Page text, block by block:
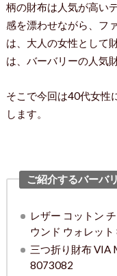
柄の財布は人気が高い
感を漂わせながら、フ
は、大人の女性として
は、バーバリーの人気
そこで今回は40代女性
します。
ご紹介するバーバ
レザー コットン
ウンド ウォレッ
三つ折り財布 VIA
8073082